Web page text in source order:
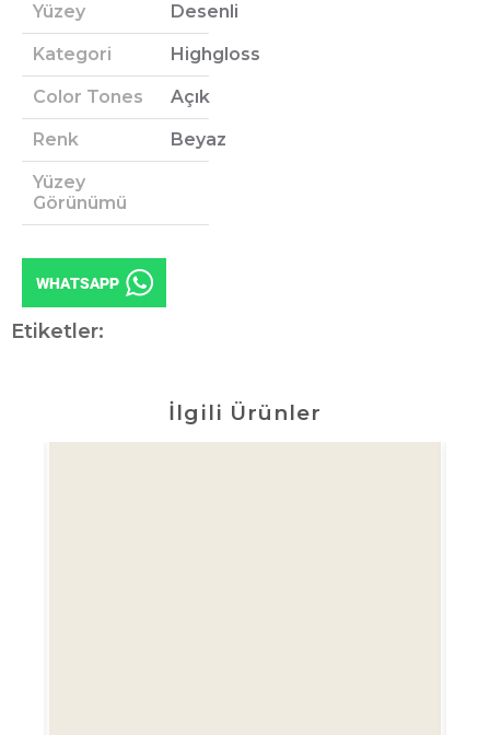
Yüzey Desenli
Kategori Highgloss
Color Tones Açık
Renk Beyaz
Yüzey
Görünümü
Etiketler:
İlgili Ürünler